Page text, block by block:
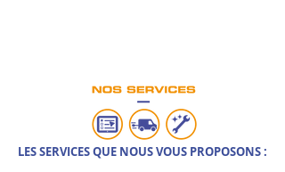
LES SERVICES QUE NOUS VOUS PROPOSONS :